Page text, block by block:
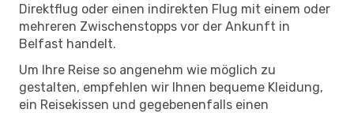
Direktflug oder einen indirekten Flug mit einem oder
mehreren Zwischenstopps vor der Ankunft in
Belfast handelt.
Um Ihre Reise so angenehm wie möglich zu
gestalten, empfehlen wir Ihnen bequeme Kleidung,
ein Reisekissen und gegebenenfalls einen